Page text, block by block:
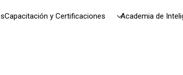
Capacitación y Certificaciones Academia de